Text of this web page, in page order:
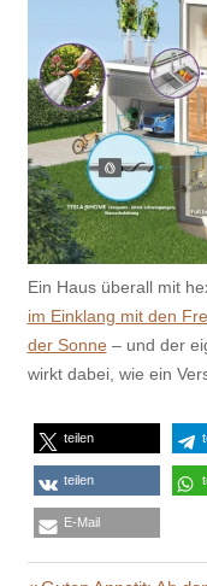
Ein Haus überall mit
im Einklang mit den
der Sonne – und der
wirkt dabei, wie ein
teilen
teilen
E-Mail